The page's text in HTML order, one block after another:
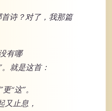
诗？对了，我那篇
有哪
就是这首：
“这”。
又止息，